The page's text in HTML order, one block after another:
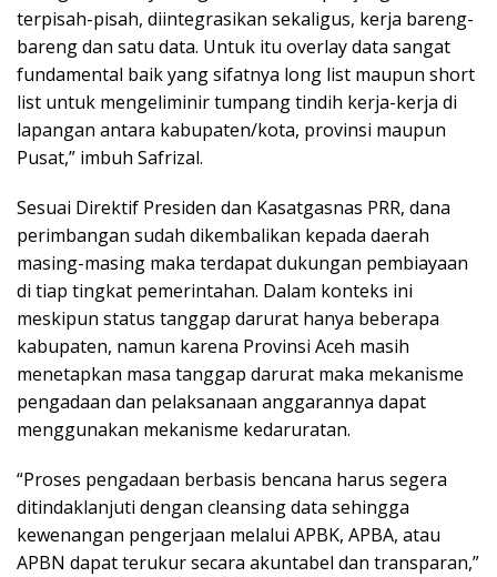
terpisah-pisah, diintegrasikan sekaligus, kerja bareng-
bareng dan satu data. Untuk itu overlay data sangat
fundamental baik yang sifatnya long list maupun short
list untuk mengeliminir tumpang tindih kerja-kerja di
lapangan antara kabupaten/kota, provinsi maupun
Pusat,” imbuh Safrizal.
Sesuai Direktif Presiden dan Kasatgasnas PRR, dana
perimbangan sudah dikembalikan kepada daerah
masing-masing maka terdapat dukungan pembiayaan
di tiap tingkat pemerintahan. Dalam konteks ini
meskipun status tanggap darurat hanya beberapa
kabupaten, namun karena Provinsi Aceh masih
menetapkan masa tanggap darurat maka mekanisme
pengadaan dan pelaksanaan anggarannya dapat
menggunakan mekanisme kedaruratan.
“Proses pengadaan berbasis bencana harus segera
ditindaklanjuti dengan cleansing data sehingga
kewenangan pengerjaan melalui APBK, APBA, atau
APBN dapat terukur secara akuntabel dan transparan,”